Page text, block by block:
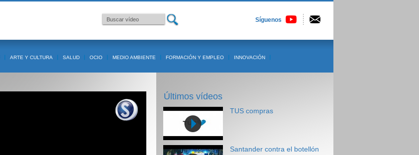
Síguenos
ARTE Y CULTURA SALUD OCIO MEDIO AMBIENTE FORMACIÓN Y EMPLEO INNOVACIÓN
Últimos vídeos
TUS compras
Santander contra el botellón